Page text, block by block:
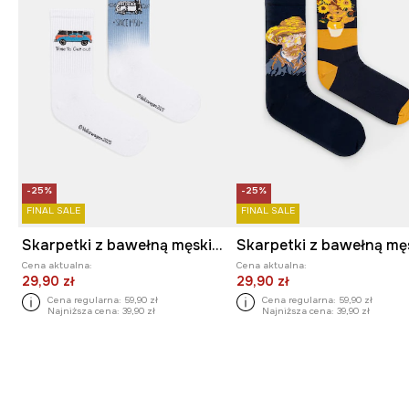
-25%
FINAL SALE
Skarpetki z bawełną męskie Volkswagen (2-pack) kolor multicolor
Cena aktualna:
29,90 zł
Cena regularna: 59,90 zł
Najniższa cena: 39,90 zł
-25%
FINAL SALE
Cena aktualna:
29,90 zł
Cena regularna: 59,90 zł
Najniższa cena: 39,90 zł